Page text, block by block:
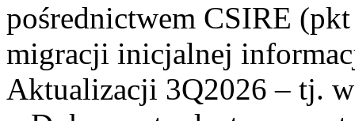
pośrednictwem CSIRE
migracji inicjalnej
Aktualizacji 3Q2026 – tj.